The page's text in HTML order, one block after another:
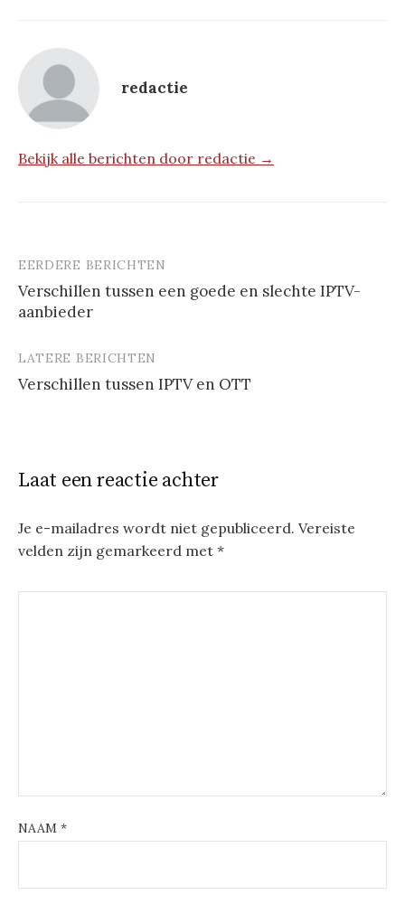
redactie
Bekijk alle berichten door redactie →
Berichtnavigatie
EERDERE BERICHTEN
Verschillen tussen een goede en slechte IPTV-
aanbieder
LATERE BERICHTEN
Verschillen tussen IPTV en OTT
Laat een reactie achter
Je e-mailadres wordt niet gepubliceerd. Vereiste
velden zijn gemarkeerd met *
NAAM *